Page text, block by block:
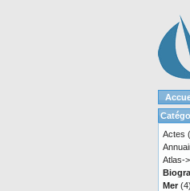
Actes
Atlas->
Mer (4)